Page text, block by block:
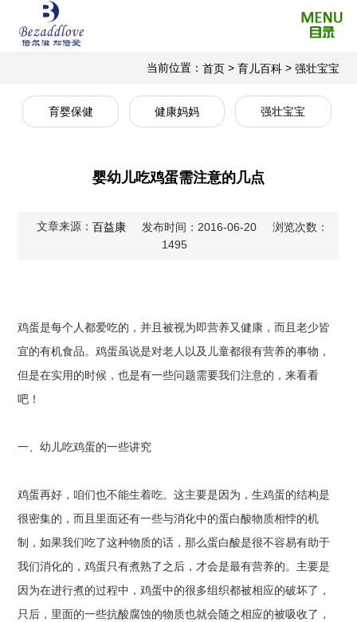
当前位置： 首页> 育儿百科> 强壮宝宝
育婴保健 健康妈妈 强壮宝宝
婴幼儿吃鸡蛋需注意的几点
文章来源： 百益康 发布时间：2016-06-20
浏览次数：
1495
鸡蛋是每个人都爱吃的，并且被视为即营养又健康，而且老少皆
宜的有机食品。鸡蛋虽说是对老人以及儿童都很有营养的事物，
但是在实用的时候，也是有一些问题需要我们注意的，来看看
吧！
一、幼儿吃鸡蛋的一些讲究
鸡蛋再好，咱们也不能生着吃。这主要是因为，生鸡蛋的结构是
很密集的，而且里面还有一些与消化中的蛋白酸物质相悖的机
制，如果我们吃了这种物质的话，那么蛋白酸是很不容易有助于
我们消化的，鸡蛋只有煮熟了之后，才会是最有营养的。主要是
因为在进行煮的过程中，鸡蛋中的很多组织都被相应的破坏了，
只后，里面的一些抗酸腐蚀的物质也就会随之相应的被吸收了，